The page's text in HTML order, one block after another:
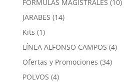
FORMULAS MAGISTRALES 10
JARABES 1414
Kits 11
producto
LÍNEA ALFONSO CAMPOS 44
Ofertas y Promociones 3434
POLVOS 44